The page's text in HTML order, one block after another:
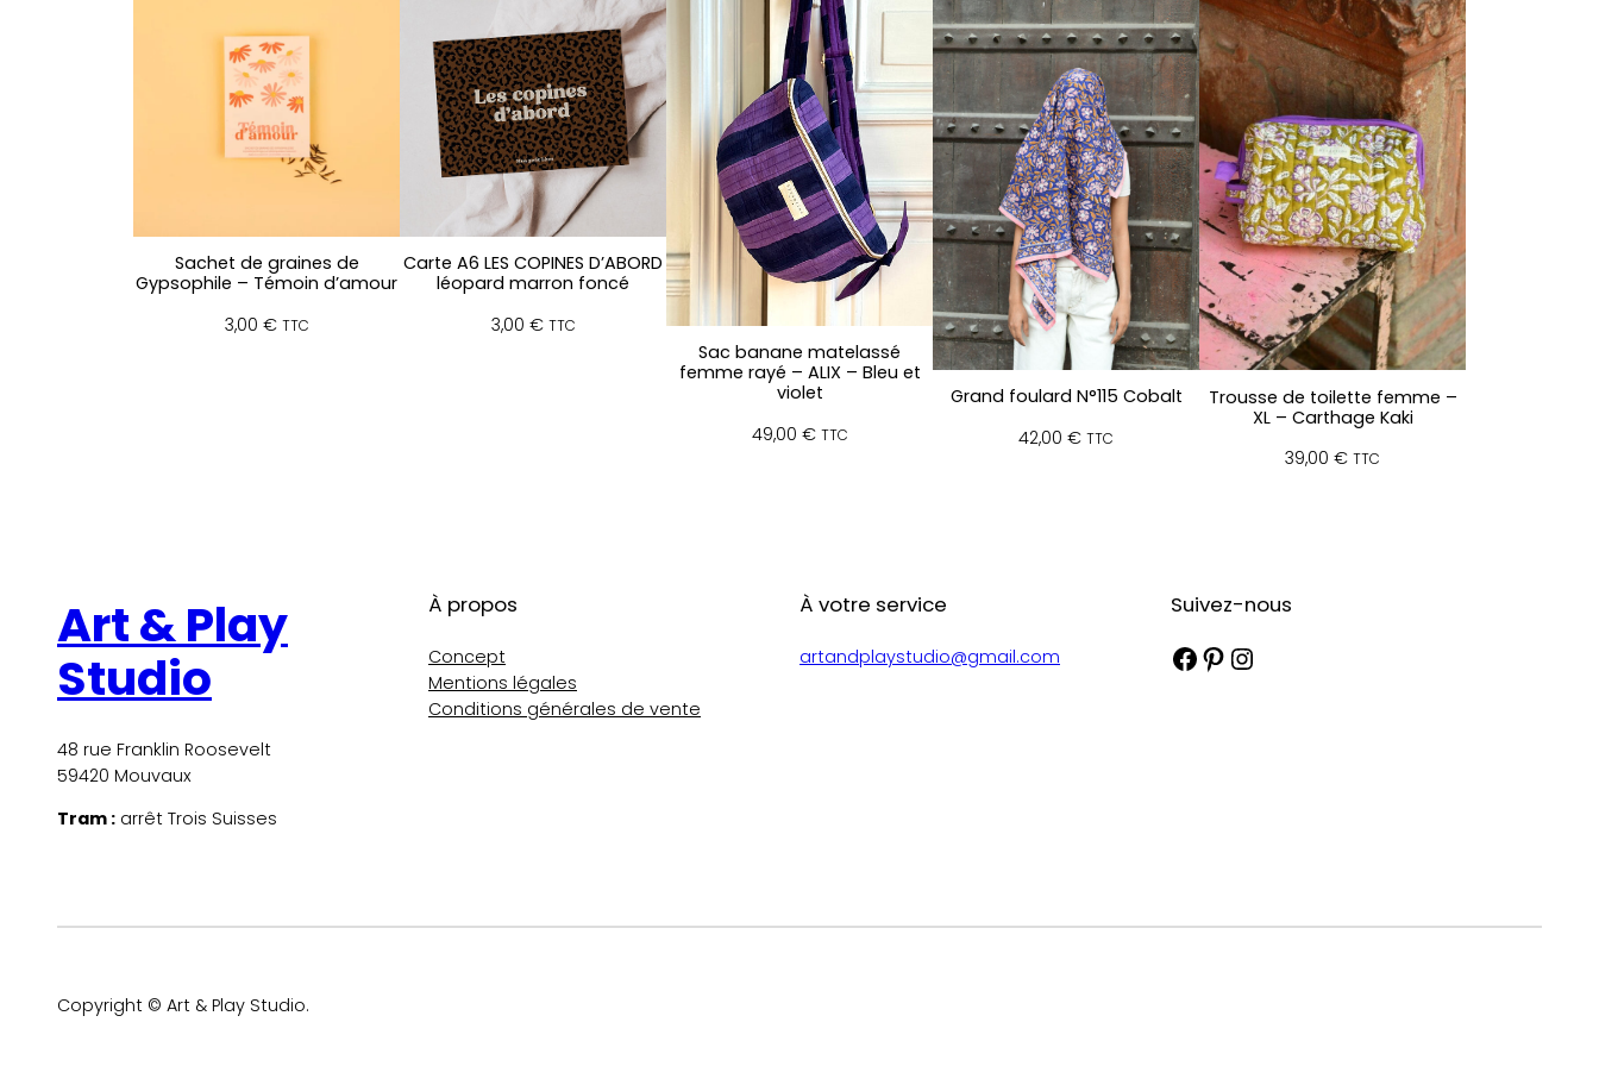
h
o
m
m
e
t
ê
t
u
–
v
e
r
Sachet de graines de
Gypsophile – Témoin d’amour
3,00 € TTC
Carte A6 LES COPINES D’ABORD
léopard marron foncé
3,00 € TTC
Sac banane matelassé
femme rayé – ALIX – Bleu et
violet
49,00 € TTC
Grand foulard N°115 Cobalt
42,00 € TTC
Trousse de toilette femme –
XL – Carthage Kaki
39,00 € TTC
Art & Play
Studio
48 rue Franklin Roosevelt
59420 Mouvaux
Tram : arrêt Trois Suisses
À propos
Concept
Mentions légales
Conditions générales de vente
À votre service
artandplaystudio@gmail.com
Suivez-nous
Facebook Pinterest Instagram
Copyright © Art & Play Studio.